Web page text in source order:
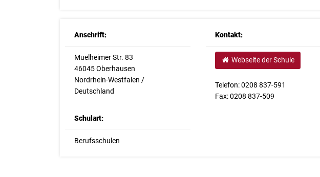
Anschrift:
Muelheimer Str. 83
46045 Oberhausen
Nordrhein-Westfalen /
Deutschland
Kontakt:
Webseite der Schule
Telefon: 0208 837-591
Fax: 0208 837-509
Schulart:
Berufsschulen